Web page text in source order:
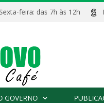
feira: das 7h às 12h
GOVERNO